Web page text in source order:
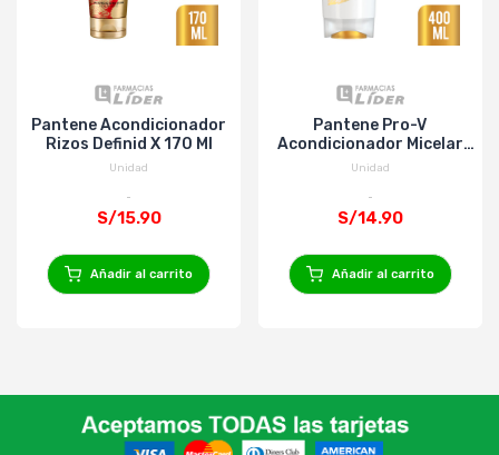
Pantene Acondicionador
Rizos Definid X 170 Ml
Unidad
S/15.90
Añadir al carrito
Pantene Pro-V
Acondicionador Micelar
400Ml
Unidad
S/14.90
Añadir al carrito